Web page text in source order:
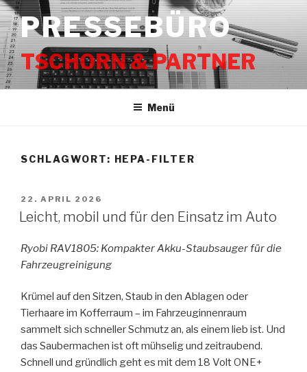
Zum
Inhalt
springenPRESSEBÜRO
TSCHORN & PARTNER
Menü
SCHLAGWORT: HEPA-FILTER
VERÖFFENTLICHT
AM
22. APRIL 2026
Leicht, mobil und für den Einsatz im Auto
Ryobi RAV1805: Kompakter Akku-Staubsauger für die
Fahrzeugreinigung
Krümel auf den Sitzen, Staub in den Ablagen oder
Tierhaare im Kofferraum – im Fahrzeuginnenraum
sammelt sich schneller Schmutz an, als einem lieb ist. Und
das Saubermachen ist oft mühselig und zeitraubend.
Schnell und gründlich geht es mit dem 18 Volt ONE+